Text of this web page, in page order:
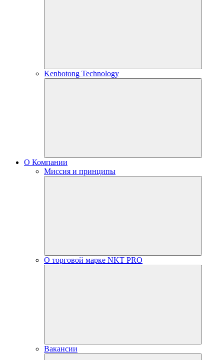
Kenbotong Technology
О Компании
Миссия и принципы
О торговой марке NKT PRO
Вакансии